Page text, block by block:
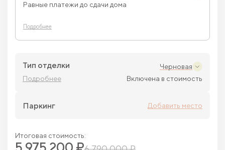
Равные платежи до сдачи дома
Подробнее
Тип отделки
Черновая
Подробнее
Включена в стоимость
Паркинг Добавить место
Итоговая стоимость: